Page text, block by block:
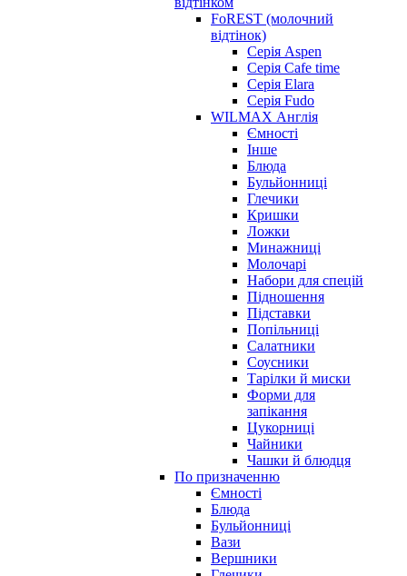
FoREST (молочний
відтінок)
Серія Aspen
Серія Cafe time
Серія Elara
Серія Fudo
WILMAX Англія
Ємності
Інше
Блюда
Бульйонниці
Глечики
Кришки
Ложки
Минажниці
Молочарі
Набори для спецій
Підношення
Підставки
Попільниці
Салатники
Соусники
Тарілки й миски
Форми для
запікання
Цукорниці
Чайники
Чашки й блюдця
По призначенню
Ємності
Блюда
Бульйонниці
Вази
Вершники